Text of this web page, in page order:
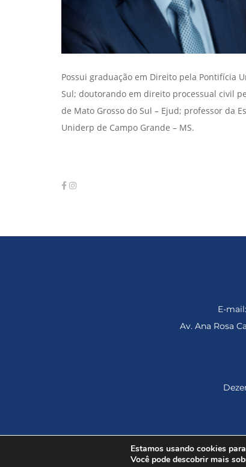
Possui graduação em Direito pela Pontifícia
Sul; doutorando em direito processual civil
de Mato Grosso do Sul – Ejud; professor da
Uniderp de Campo Grande – MS.
E-
Av. Ana Rosa
© 2023 Esmagis –
Estamos usando cookies
Você pode descobrir mais